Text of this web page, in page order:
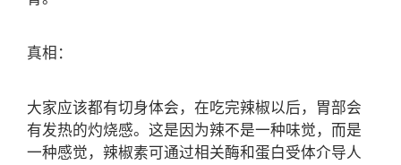
真相：
大家应该都有切身体会，在吃完辣椒以后，胃部会
有发热的灼烧感。这是因为辣不是一种味觉，而是
一种感觉，辣椒素可通过相关酶和蛋白受体介导人